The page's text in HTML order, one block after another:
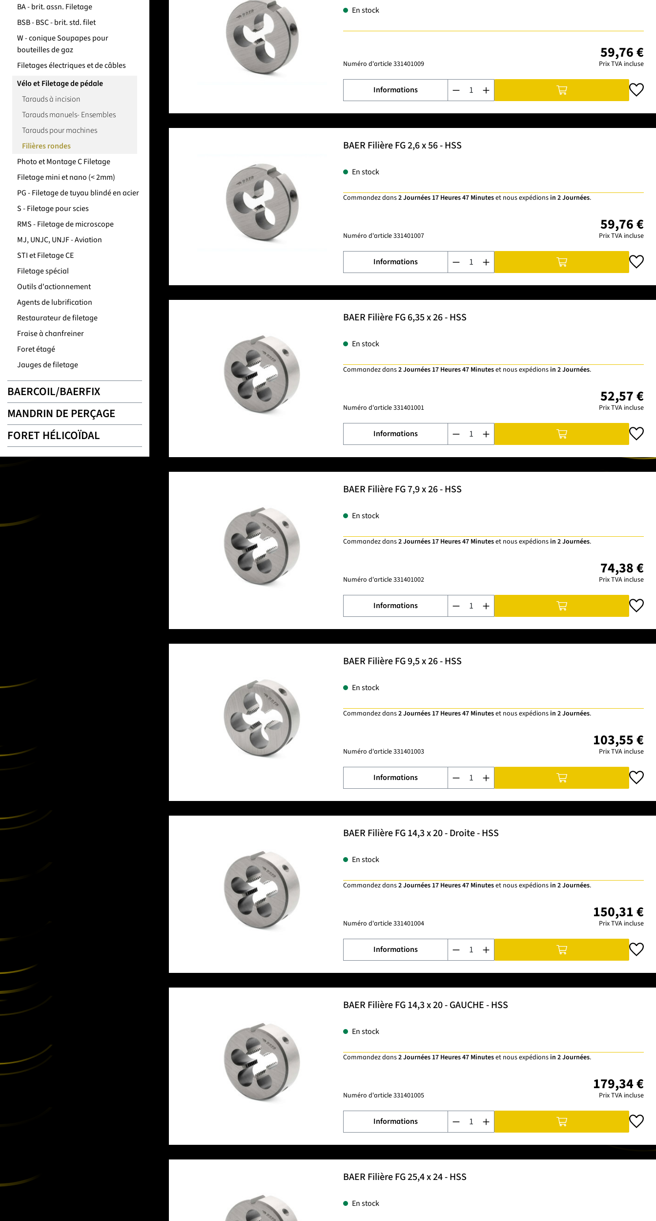
BA - brit. assn. Filetage
BSB - BSC - brit. std. filet
W - conique Soupapes pour
bouteilles de gaz
Filetages électriques et de câbles
Vélo et Filetage de pédale
Tarauds à incision
Tarauds manuels- Ensembles
Tarauds pour machines
Filières rondes
Photo et Montage C Filetage
Filetage mini et nano (< 2mm)
PG - Filetage de tuyau blindé en acier
S - Filetage pour scies
RMS - Filetage de microscope
MJ, UNJC, UNJF - Aviation
STI et Filetage CE
Filetage spécial
Outils d'actionnement
Agents de lubrification
Restaurateur de filetage
Fraise à chanfreiner
Foret étagé
Jauges de filetage
BAERCOIL/BAERFIX
MANDRIN DE PERÇAGE
FORET HÉLICOÏDAL
En stock
Numéro d'article331401009
59,76 €
Prix TVA incluse
Informations
Quantité de produit : Entrez la quantité souhaitée ou
BAER Filière FG 2,6 x 56 - HSS
En stock
Commandez dans2 Journées 17 Heures 47 Minuteset nous expédions in 2 Journées.
Numéro d'article331401007
59,76 €
Prix TVA incluse
Informations
Quantité de produit : Entrez la quantité souhaitée ou
BAER Filière FG 6,35 x 26 - HSS
En stock
Commandez dans2 Journées 17 Heures 47 Minuteset nous expédions in 2 Journées.
Numéro d'article331401001
52,57 €
Prix TVA incluse
Informations
Quantité de produit : Entrez la quantité souhaitée ou
BAER Filière FG 7,9 x 26 - HSS
En stock
Commandez dans2 Journées 17 Heures 47 Minuteset nous expédions in 2 Journées.
Numéro d'article331401002
74,38 €
Prix TVA incluse
Informations
Quantité de produit : Entrez la quantité souhaitée ou
BAER Filière FG 9,5 x 26 - HSS
En stock
Commandez dans2 Journées 17 Heures 47 Minuteset nous expédions in 2 Journées.
Numéro d'article331401003
103,55 €
Prix TVA incluse
Informations
Quantité de produit : Entrez la quantité souhaitée ou
BAER Filière FG 14,3 x 20 - Droite - HSS
En stock
Commandez dans2 Journées 17 Heures 47 Minuteset nous expédions in 2 Journées.
Numéro d'article331401004
150,31 €
Prix TVA incluse
Informations
Quantité de produit : Entrez la quantité souhaitée ou
BAER Filière FG 14,3 x 20 - GAUCHE - HSS
En stock
Commandez dans2 Journées 17 Heures 47 Minuteset nous expédions in 2 Journées.
Numéro d'article331401005
179,34 €
Prix TVA incluse
Informations
Quantité de produit : Entrez la quantité souhaitée ou
BAER Filière FG 25,4 x 24 - HSS
En stock